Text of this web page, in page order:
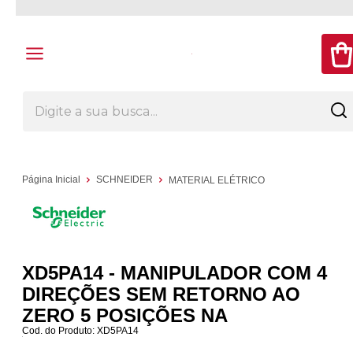
Página Inicial SCHNEIDER MATERIAL ELÉTRICO
XD5PA14 - MANIPULADOR COM 4
DIREÇÕES SEM RETORNO AO
ZERO 5 POSIÇÕES NA
Cod. do Produto: XD5PA14